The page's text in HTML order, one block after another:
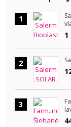
1
1
2
3